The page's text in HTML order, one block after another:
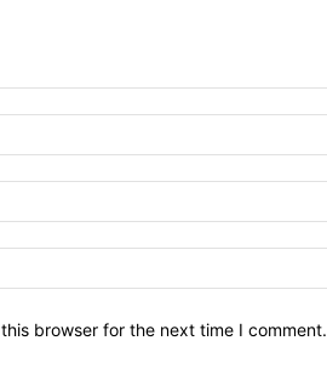
browser for the next time I comment.